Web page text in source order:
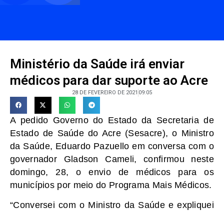
Ministério da Saúde irá enviar
médicos para dar suporte ao Acre
28 DE FEVEREIRO DE 2021 09:05
A pedido Governo do Estado da Secretaria de
Estado de Saúde do Acre (Sesacre), o Ministro
da Saúde, Eduardo Pazuello em conversa com o
governador Gladson Cameli, confirmou neste
domingo, 28, o envio de médicos para os
municípios por meio do Programa Mais Médicos.
“Conversei com o Ministro da Saúde e expliquei